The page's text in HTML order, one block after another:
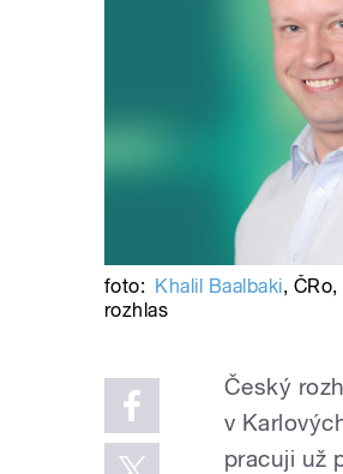
foto: Khalil Baalbaki, ČRo,
rozhlas
Český
v
pracuji už